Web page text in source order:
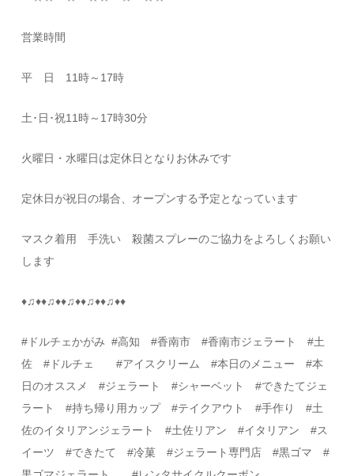
営業時間
平 日 11 時～ 17時
土･日･祝11 時～ 17時30分
火曜日・水曜日は定休日となりお休みです
定休日が祝日の場合、オープンする予定となっています
マスク着用 手洗い 殺菌スプレーのご協力をよろしくお願い
します
♦♫♦♦♫♦♦♫♦♦♫♦♦♫♦♦
# ドルチェかがみ #高知#香南市 #香南市ジェラート #土
佐# ドルチェ#アイスクリーム#本日のメニュー#本
日のオススメ#ジェラート#シャーベット#できたてジェ
ラート #持ち帰り用カップ #テイクアウト#手作り#土
佐のイタリアンジェラート#土佐リアン#イタリアン#ス
イーツ
#できたて#冷菓#ジェラート専門店 #黒ゴマ #